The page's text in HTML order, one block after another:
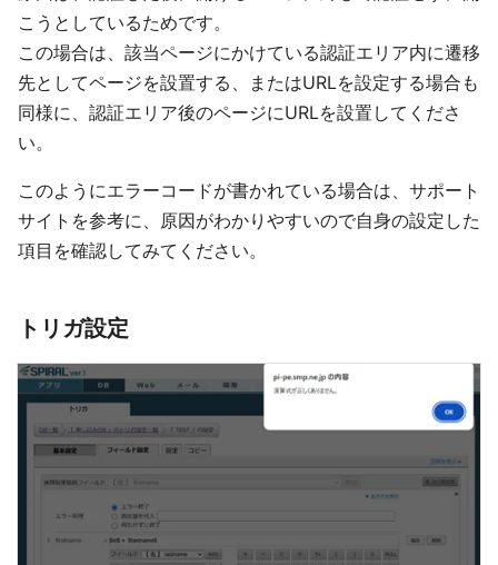
こうとしているためです。
この場合は、該当ページにかけている認証エリア内に遷移
先としてページを設置する、またはURLを設定する場合も
同様に、認証エリア後のページにURLを設置してくださ
い。
このようにエラーコードが書かれている場合は、サポート
サイトを参考に、原因がわかりやすいので自身の設定した
項目を確認してみてください。
トリガ設定